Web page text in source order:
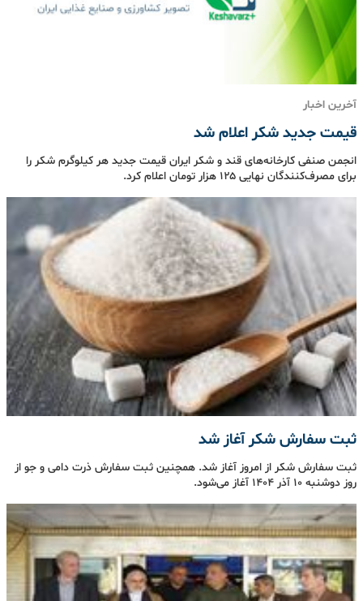
آخرین اخبار
قیمت جدید شکر اعلام شد
انجمن صنفی کارخانه‌های قند و شکر ایران قیمت جدید هر کیلوگرم شکر را
برای مصرف‌کنندگان نهایی ۱۲۵ هزار تومان اعلام کرد.
ثبت سفارش شکر آغاز شد
ثبت سفارش شکر از امروز آغاز شد. همچنین ثبت سفارش ذرت دامی و جو از
روز دوشنبه ۱۰ آذر ۱۴۰۴ آغاز می‌شود.